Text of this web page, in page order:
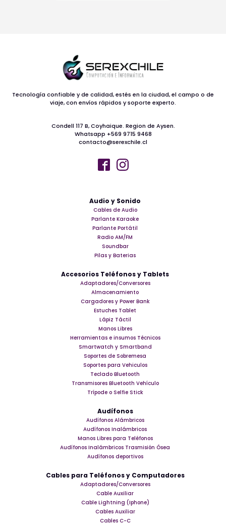
Audio y Sonido
Cables de Audio
Parlante Karaoke
Parlante Portátil
Radio AM/FM
Soundbar
Pilas y Baterias
Accesorios Teléfonos y Tablets
Adaptadores/Conversores
Almacenamiento
Cargadores y Power Bank
Estuches Tablet
Lápiz Táctil
Manos Libres
Herramientas e insumos Técnicos
Smartwatch y Smartband
Soportes de Sobremesa
Soportes para Vehiculos
Teclado Bluetooth
Transmisores Bluetooth Vehículo
Trípode o Selfie Stick
Audífonos
Audífonos Alámbricos
Audífonos Inalámbricos
Manos Libres para Teléfonos
Audífonos Inalámbricos Trasmisión Ósea
Audífonos deportivos
Cables para Teléfonos y Computadores
Adaptadores/Conversores
Cable Auxiliar
Cable Lightning (Iphone)
Cables Auxiliar
Cables C-C
Tecnología confiable y de calidad, estés en la ciudad, el campo o de
viaje, con envíos rápidos y soporte experto.
Condell 117 B, Coyhaique. Region de Aysen.
Whatsapp +569 9715 9468
contacto@serexchile.cl